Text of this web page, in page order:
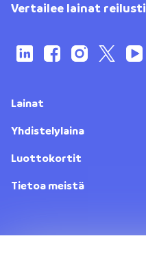
Vertailee lainat reilusti
Lainat
Yhdistelylaina
Luottokortit
Tietoa meistä